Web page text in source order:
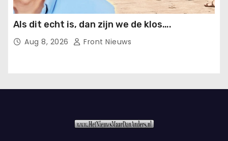
Als dit echt is, dan zijn we de klos….
Aug 8, 2026 Front Nieuws